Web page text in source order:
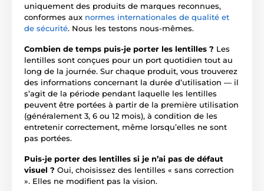
uniquement des produits de marques reconnues,
conformes aux normes internationales de qualité et
de sécurité. Nous les testons nous-mêmes.
Combien de temps puis-je porter les lentilles ? Les
lentilles sont conçues pour un port quotidien tout au
long de la journée. Sur chaque produit, vous trouverez
des informations concernant la durée d’utilisation — il
s’agit de la période pendant laquelle les lentilles
peuvent être portées à partir de la première utilisation
(généralement 3, 6 ou 12 mois), à condition de les
entretenir correctement, même lorsqu’elles ne sont
pas portées.
Puis-je porter des lentilles si je n’ai pas de défaut
visuel ? Oui, choisissez des lentilles « sans correction
». Elles ne modifient pas la vision.